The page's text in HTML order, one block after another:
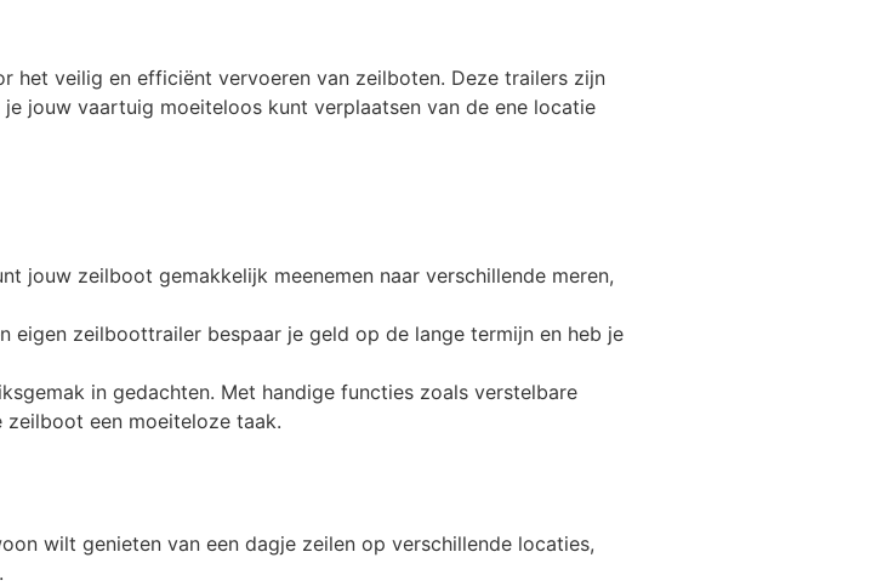
Wegklapbare LED verlichting
het veilig en efficiënt vervoeren van zeilboten. Deze trailers zijn
jouw vaartuig moeiteloos kunt verplaatsen van de ene locatie
jouw zeilboot gemakkelijk meenemen naar verschillende meren,
eigen zeilboottrailer bespaar je geld op de lange termijn en heb je
in gedachten. Met handige functies zoals verstelbare
zeilboot een moeiteloze taak.
wilt genieten van een dagje zeilen op verschillende locaties,